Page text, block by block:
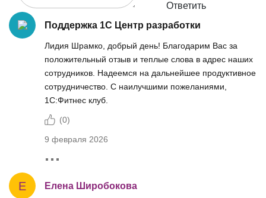
Ответить
Поддержка 1С Центр разработки
Лидия Шрамко, добрый день! Благодарим Вас за
положительный отзыв и теплые слова в адрес наших
сотрудников. Надеемся на дальнейшее продуктивное
сотрудничество. С наилучшими пожеланиями,
1С:Фитнес клуб.
(0)
9 февраля 2026
Е Елена Широбокова